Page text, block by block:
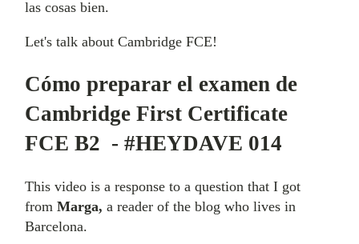
las cosas bien.
Let's talk about Cambridge FCE!
Cómo preparar el examen de
Cambridge First Certificate
FCE B2 - #HEYDAVE 014
This video is a response to a question that I got
fromMarga, a reader of the blog who lives in
Barcelona.